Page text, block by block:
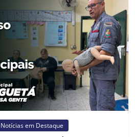
Notícias em Destaque